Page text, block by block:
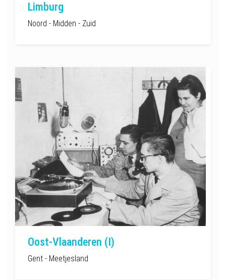
Limburg
Noord - Midden - Zuid
Oost-Vlaanderen (I)
Gent - Meetjesland